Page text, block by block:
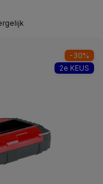
-30%
2e KEUS